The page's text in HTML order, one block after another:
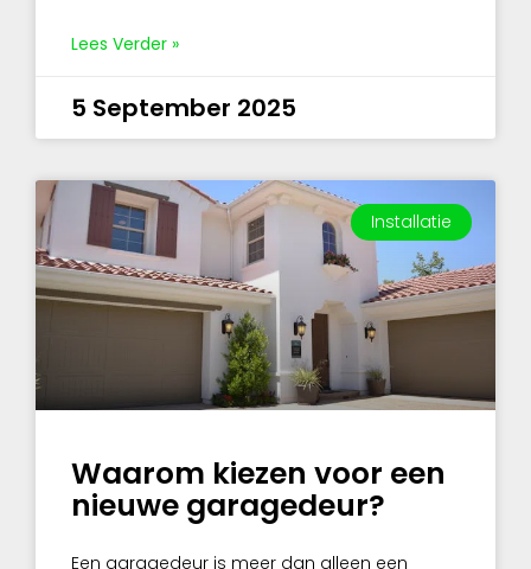
Lees Verder »
5 September 2025
Installatie
Waarom kiezen voor een
nieuwe garagedeur?
Een garagedeur is meer dan alleen een